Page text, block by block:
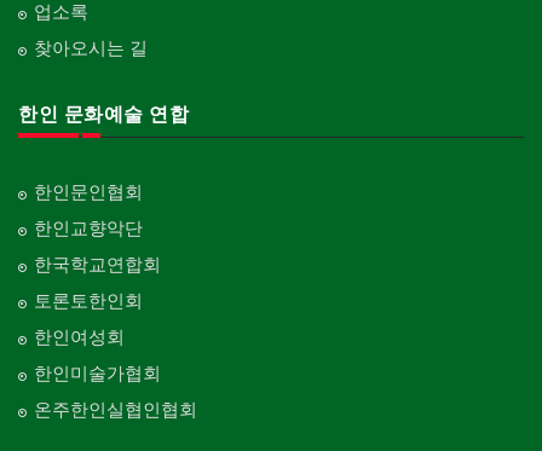
업소록
찾아오시는 길
한인 문화예술 연합
한인문인협회
한인교향악단
한국학교연합회
토론토한인회
한인여성회
한인미술가협회
온주한인실협인협회